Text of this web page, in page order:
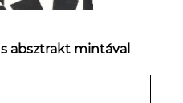
absztrakt mintával